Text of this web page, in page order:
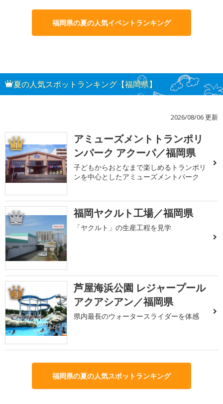
福岡県の夏の人気イベントランキング
夏の人気スポットランキング【福岡県】
2026/08/06 更新
1
アミューズメントトランポリ
ンパーク アクーパ／福岡県
子どもからおとなまで楽しめるトランポリ
ンを中心としたアミューズメントパーク
2 福岡ヤクルト工場／福岡県
「ヤクルト」の生産工程を見学
3
芦屋海浜公園 レジャープール
アクアシアン／福岡県
県内最長のウォータースライダーを体感
福岡県の夏の人気スポットランキング